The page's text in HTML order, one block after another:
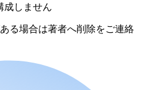
成しません
る場合は著者へ削除をご連絡